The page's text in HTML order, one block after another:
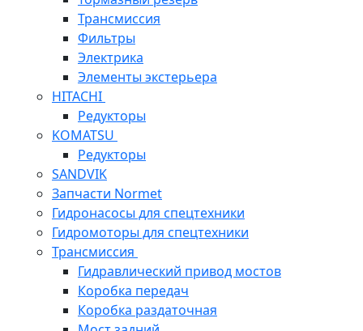
Трансмиссия
Фильтры
Электрика
Элементы экстерьера
HITACHI
Редукторы
KOMATSU
Редукторы
SANDVIK
Запчасти Normet
Гидронасосы для спецтехники
Гидромоторы для спецтехники
Трансмиссия
Гидравлический привод мостов
Коробка передач
Коробка раздаточная